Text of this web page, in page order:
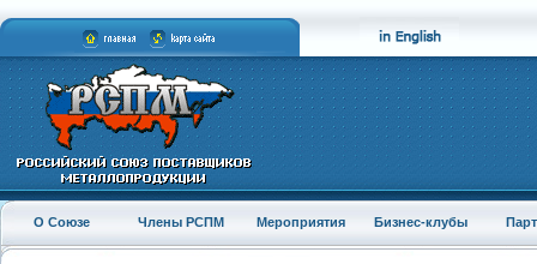
О Союзе Члены РСПМ Мероприятия Бизнес-клубы